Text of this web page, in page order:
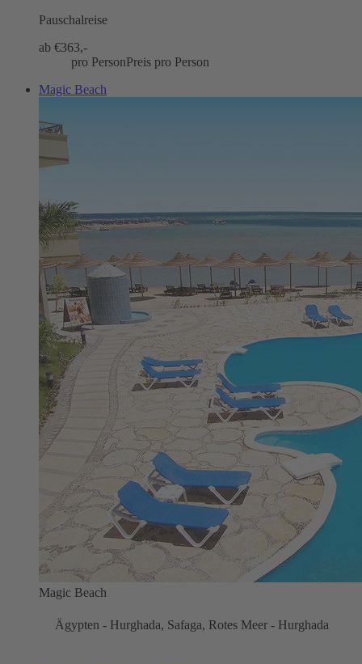
Pauschalreise
ab €363,-
pro PersonPreis pro Person
Magic Beach
Magic Beach
Ägypten - Hurghada, Safaga, Rotes Meer - Hurghada